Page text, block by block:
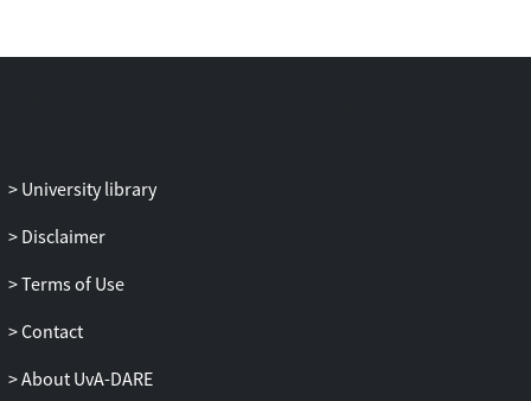
University library
Disclaimer
Terms of Use
Contact
About UvA-DARE